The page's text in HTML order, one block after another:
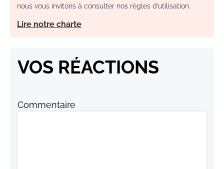
nous vous invitons à consulter nos règles d’utilisation.
Lire notre charte
VOS RÉACTIONS
Commentaire